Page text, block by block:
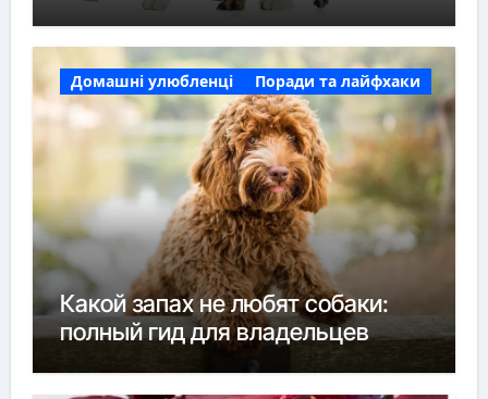
Домашні улюбленці Поради та лайфхаки
Какой запах не любят собаки:
полный гид для владельцев